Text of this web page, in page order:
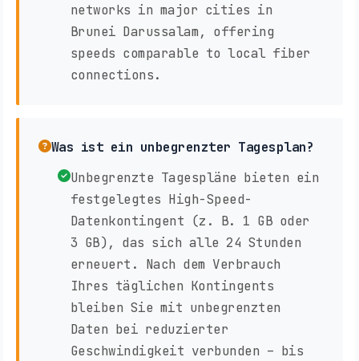
networks in major cities in
Brunei Darussalam, offering
speeds comparable to local fiber
connections.
Was ist ein unbegrenzter Tagesplan?
Unbegrenzte Tagespläne bieten ein
festgelegtes High-Speed-
Datenkontingent (z. B. 1 GB oder
3 GB), das sich alle 24 Stunden
erneuert. Nach dem Verbrauch
Ihres täglichen Kontingents
bleiben Sie mit unbegrenzten
Daten bei reduzierter
Geschwindigkeit verbunden – bis